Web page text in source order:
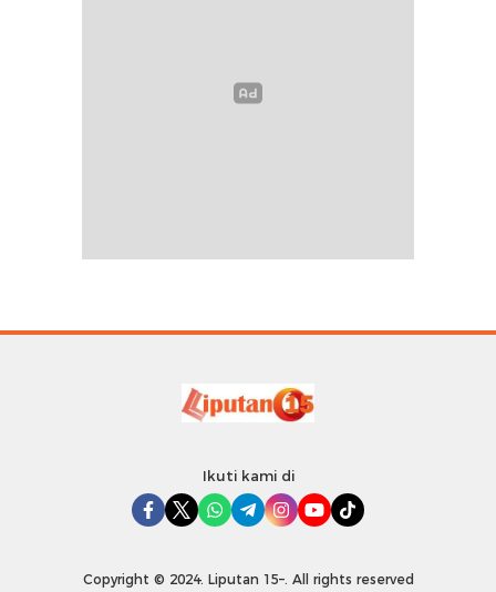
Ikuti kami di
Copyright © 2024. Liputan 15–. All rights reserved